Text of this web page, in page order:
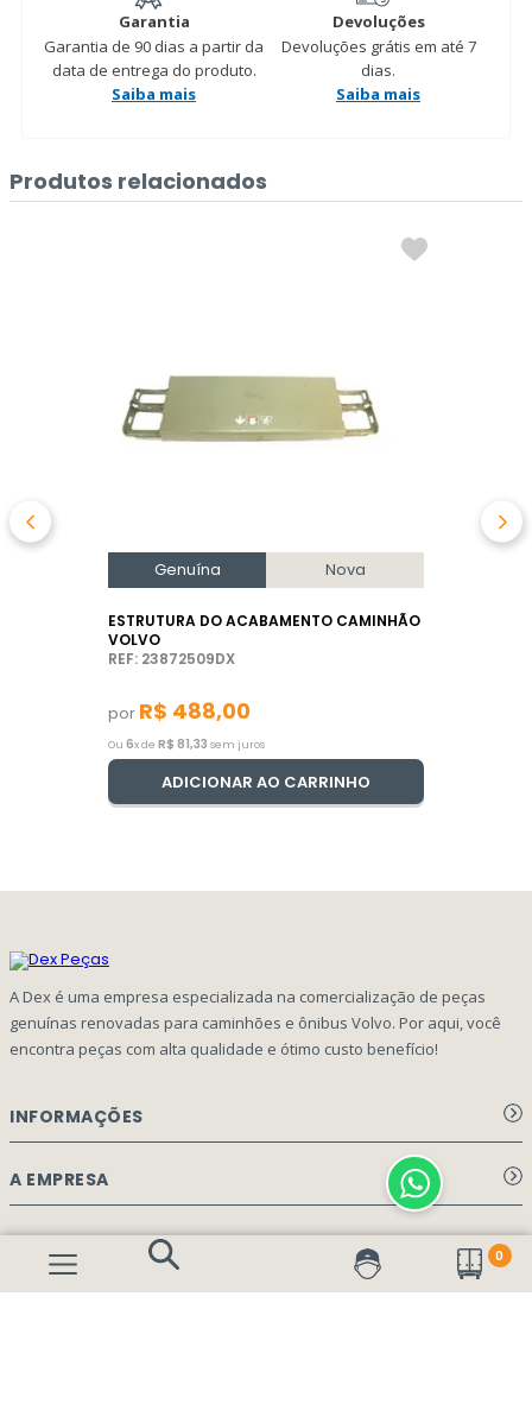
0
Garantia
Garantia de 90 dias a partir da
data de entrega do produto.
Saiba mais
Devoluções
Devoluções grátis em até 7
dias.
Saiba mais
Produtos relacionados
Genuína Nova
ESTRUTURA DO ACABAMENTO CAMINHÃO
VOLVO
REF: 23872509DX
por R$ 488,00
Ou 6x de R$ 81,33 sem juros
ADICIONAR AO CARRINHO
A Dex é uma empresa especializada na comercialização de peças
genuínas renovadas para caminhões e ônibus Volvo. Por aqui, você
encontra peças com alta qualidade e ótimo custo benefício!
INFORMAÇÕES
Aviso de privacidade Dex Peças
Como Comprar
A EMPRESA
Página Principal
FORMAS DE PAGAMENTO